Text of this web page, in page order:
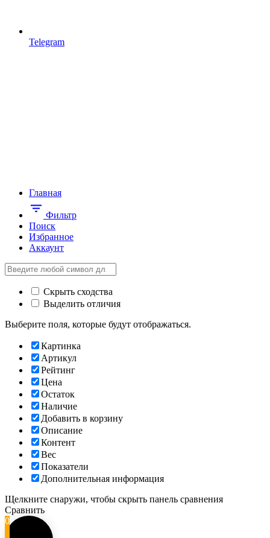
Telegram
Главная
Фильтр
Поиск
Избранное
Аккаунт
Скрыть сходства
Выделить отличия
Выберите поля, которые будут отображаться.
Картинка
Артикул
Рейтинг
Цена
Остаток
Наличие
Добавить в корзину
Описание
Контент
Вес
Показатели
Дополнительная информация
Щелкните снаружи, чтобы скрыть панель сравнения
Сравнить
0